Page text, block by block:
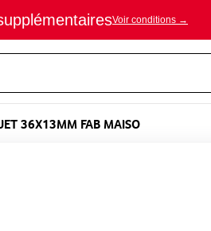
Voir conditions →
36X13MM FAB MAISO